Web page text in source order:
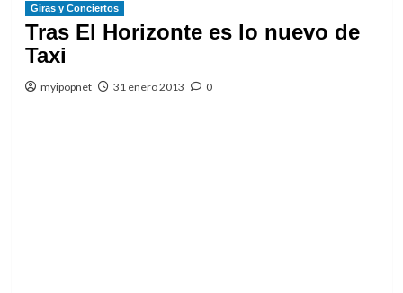
Giras y Conciertos
Tras El Horizonte es lo nuevo de
Taxi
myipopnet 31 enero 2013 0